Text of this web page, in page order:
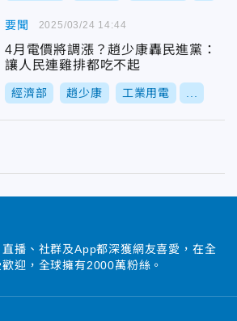
要聞
4月電價將調漲？趙少康轟民進黨：
讓人民連雞排都吃不起
經濟部 趙少康 工業用電
2025/03/24 14:44
播、社群及App都深獲網友喜愛，在全
迎，全球擁有2000萬粉絲。